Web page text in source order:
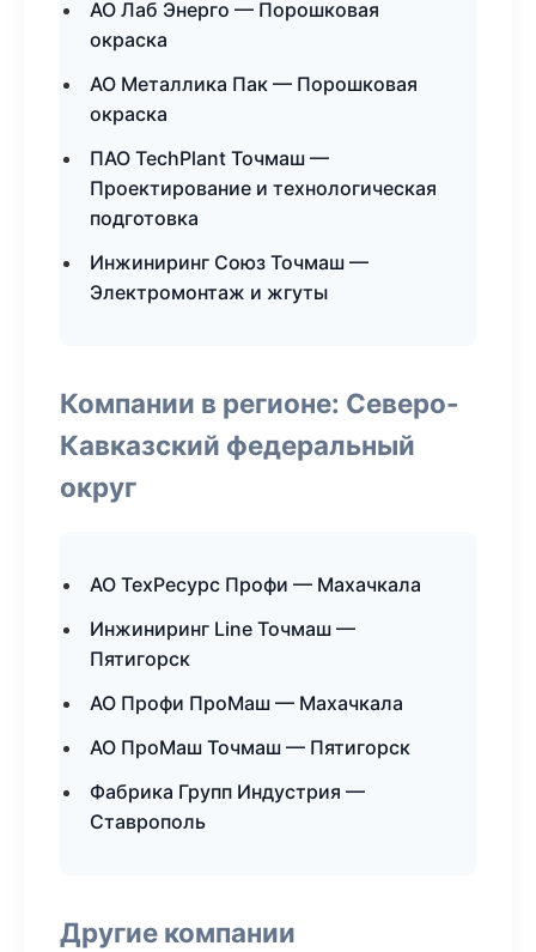
АО Лаб Энерго — Порошковая
окраска
АО Металлика Пак — Порошковая
окраска
ПАО TechPlant Точмаш —
Проектирование и технологическая
подготовка
Инжиниринг Союз Точмаш —
Электромонтаж и жгуты
Компании в регионе: Северо-
Кавказский федеральный
округ
АО ТехРесурс Профи — Махачкала
Инжиниринг Line Точмаш —
Пятигорск
АО Профи ПроМаш — Махачкала
АО ПроМаш Точмаш — Пятигорск
Фабрика Групп Индустрия —
Ставрополь
Другие компании